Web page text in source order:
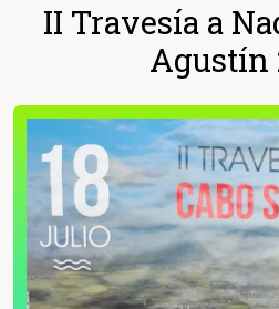
II Travesía a
Agustín